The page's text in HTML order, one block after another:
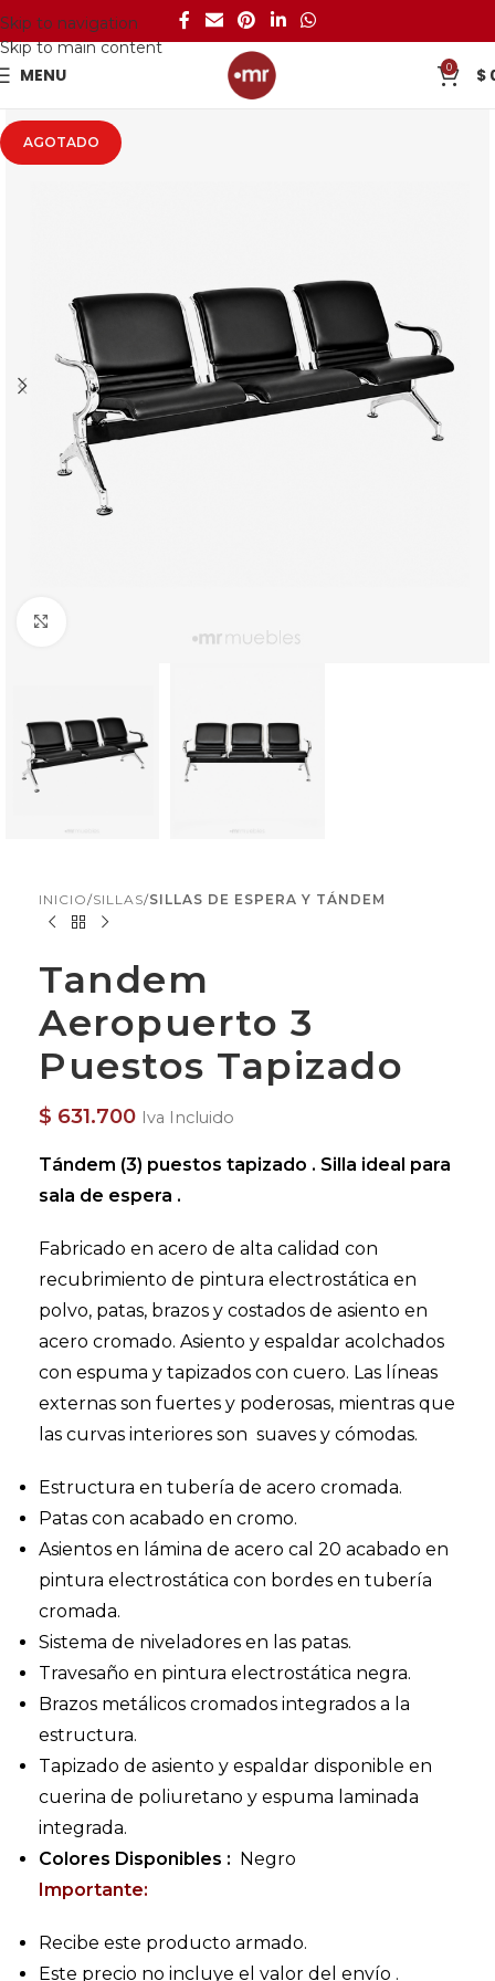
Skip to navigation
Skip to main content
MENU 0 $
AGOTADO
INICIO SILLAS SILLAS DE ESPERA Y TÁNDEM
Tandem
Aeropuerto 3
Puestos Tapizado
$ 631.700 Iva Incluido
Tándem (3) puestos tapizado . Silla ideal para
sala de espera .
Fabricado en acero de alta calidad con
recubrimiento de pintura electrostática en
polvo, patas, brazos y costados de asiento en
acero cromado. Asiento y espaldar acolchados
con espuma y tapizados con cuero. Las líneas
externas son fuertes y poderosas, mientras que
las curvas interiores son suaves y cómodas.
Estructura en tubería de acero cromada.
Patas con acabado en cromo.
Asientos en lámina de acero cal 20 acabado en
pintura electrostática con bordes en tubería
cromada.
Sistema de niveladores en las patas.
Travesaño en pintura electrostática negra.
Brazos metálicos cromados integrados a la
estructura.
Tapizado de asiento y espaldar disponible en
cuerina de poliuretano y espuma laminada
integrada.
Colores Disponibles : Negro
Importante:
Recibe este producto armado.
Este precio no incluye el valor del envío .